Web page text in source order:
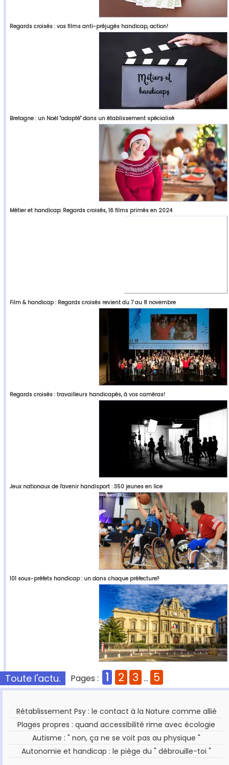
Regards croisés : vos films anti-préjugés handicap, action!
Bretagne : un Noël "adapté" dans un établissement spécialisé
Métier et handicap: Regards croisés, 16 films primés en 2024
Film & handicap : Regards croisés revient du 7 au 8 novembre
Regards croisés : travailleurs handicapés, à vos caméras!
Jeux nationaux de l'avenir handisport : 350 jeunes en lice
101 sous-préfets handicap : un dans chaque préfecture?
Pages : 1 2 3 ... 5
Toute l'actu.
Rétablissement Psy : le contact à la Nature comme allié
Plages propres : quand accessibilité rime avec écologie
Autisme : " non, ça ne se voit pas au physique "
Autonomie et handicap : le piège du " débrouille-toi "